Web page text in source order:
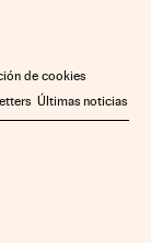
de cookies
Últimas noticias